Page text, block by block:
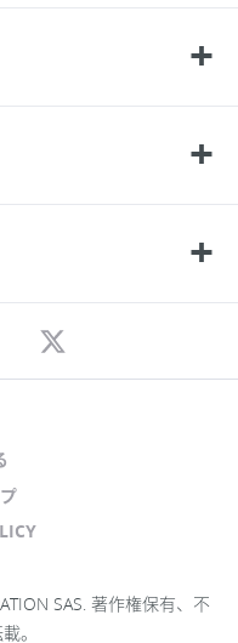
SAS. 著作権保有、不
。